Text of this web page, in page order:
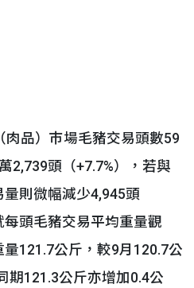
品）巿場毛豬交易頭數59
2,739頭（+7.7%），若與
則微幅減少4,945頭
每頭毛豬交易平均重量觀
121.7公斤，較9月120.7公
期121.3公斤亦增加0.4公